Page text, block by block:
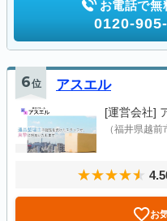
お電話で無
0120-
6位 アスエル
[運営会社]
（福井県越
お